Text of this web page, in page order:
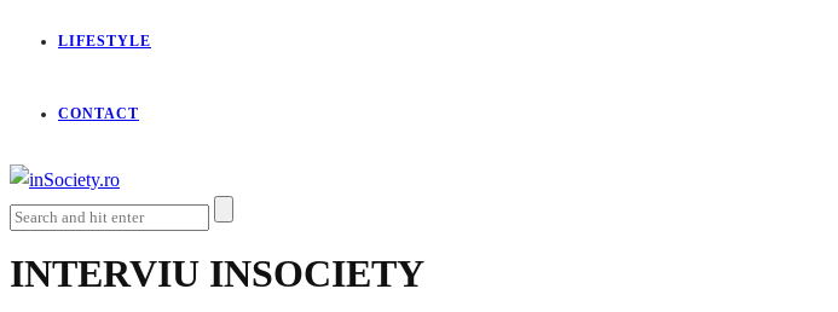
LIFESTYLE
CONTACT
INTERVIU INSOCIETY